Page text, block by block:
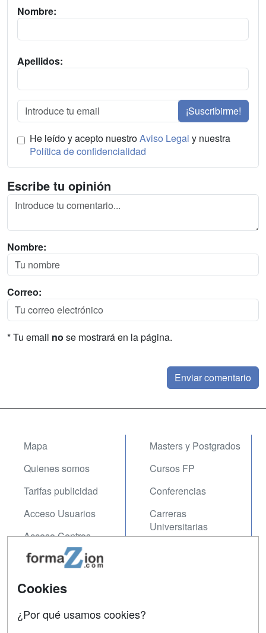
Nombre:
Apellidos:
¡Suscribirme!
He leído y acepto nuestroAviso Legal y nuestra
Política de confidencialidad
Escribe tu opinión
Nombre:
Correo:
* Tu email no se mostrará en la página.
Mapa
Quienes somos
Tarifas publicidad
Acceso Usuarios
Acceso Centros
Masters y Postgrados
Cursos FP
Conferencias
Carreras
Universitarias
Contactar
Cookies
¿Por qué usamos cookies?